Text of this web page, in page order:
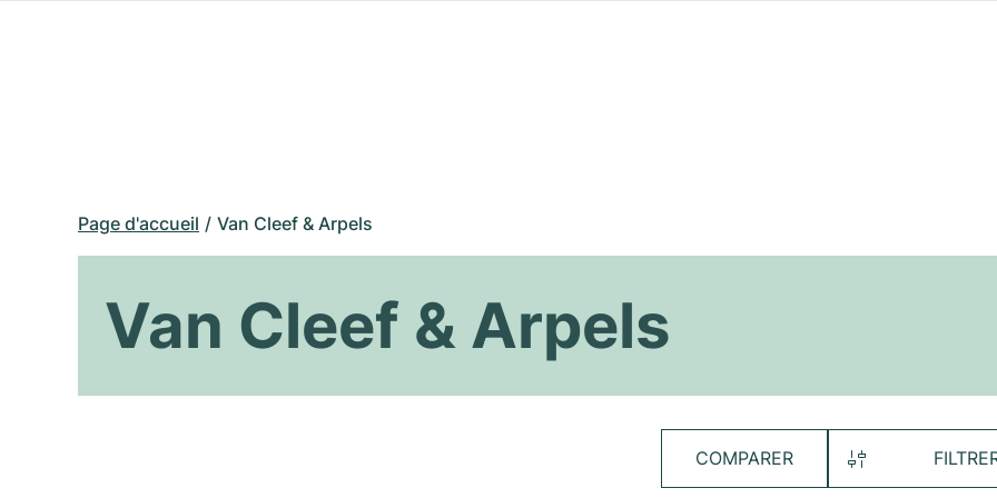
Page d'accueil Van Cleef & Arpels
Van Cleef & Arpels
COMPARER